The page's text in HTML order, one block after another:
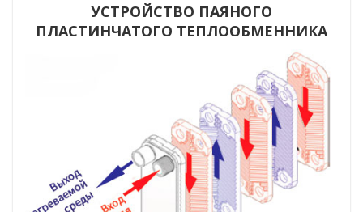
УСТРОЙСТВО ПАЯНОГО
ПЛАСТИНЧАТОГО ТЕПЛООБМЕННИКА